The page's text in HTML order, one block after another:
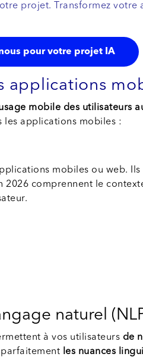
projet. Transformez
pour votre projet IA
applications
mobile des utilisateurs
les applications mobiles :
mobiles ou web. Ils
comprennent le
naturel
à vos utilisateurs de
parfaitement les nuances